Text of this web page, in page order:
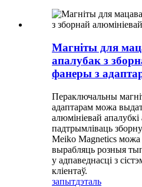
Магніты для
апалубак з
фанеры з
Пераключальны
адаптарам можа
алюмініевай
падтрымліваць
Meiko Magnetics можа
вырабляць розныя
у адпаведнасці з
кліентаў.
запытдэталь